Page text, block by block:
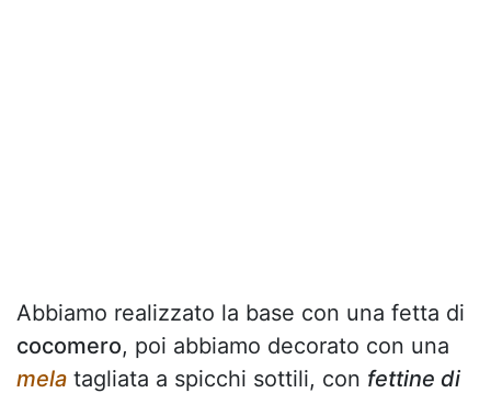
Abbiamo realizzato la base con una fetta di
cocomero, poi abbiamo decorato con una
mela tagliata a spicchi sottili, con fettine di